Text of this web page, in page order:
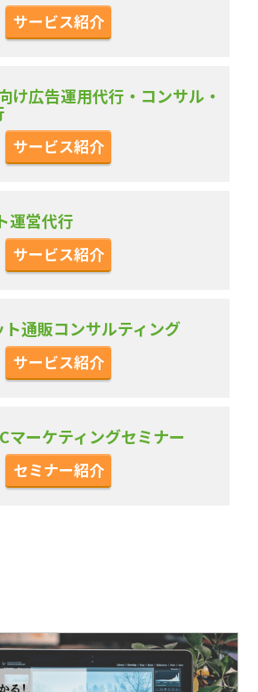
サービス紹介
け広告運用代行・コンサル・
サービス紹介
運営代行
サービス紹介
ト通販コンサルティング
サービス紹介
マーケティングセミナー
セミナー紹介